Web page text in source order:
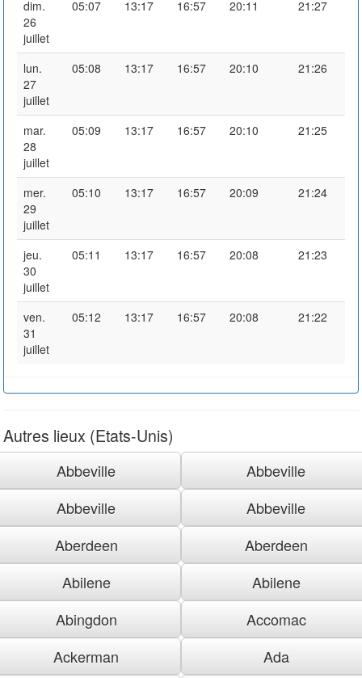
dim.
26
juillet
05:07 13:17 16:57 20:11 21:27
lun.
27
juillet
05:08 13:17 16:57 20:10 21:26
mar.
28
juillet
05:09 13:17 16:57 20:10 21:25
mer.
29
juillet
05:10 13:17 16:57 20:09 21:24
jeu.
30
juillet
05:11 13:17 16:57 20:08 21:23
ven.
31
juillet
05:12 13:17 16:57 20:08 21:22
Autres lieux (Etats-Unis)
Abbeville
Abbeville
Abbeville
Abbeville
Aberdeen
Aberdeen
Abilene
Abilene
Abingdon
Accomac
Ackerman
Ada